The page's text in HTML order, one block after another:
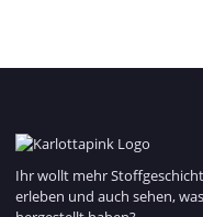
Ihr wollt mehr
erleben und auch sehen,